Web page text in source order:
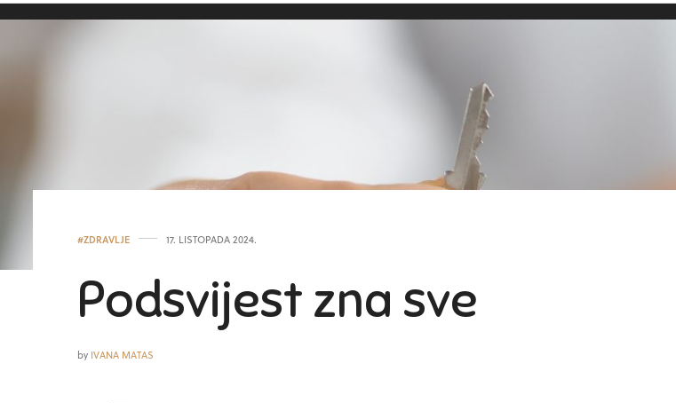
#ZDRAVLJE 17. LISTOPADA 2024.
Podsvijest zna sve
by IVANA MATAS